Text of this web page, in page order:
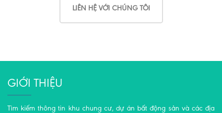
LIÊN HỆ VỚI CHÚNG TÔI
GIỚI THIỆU
Tìm kiếm thông tin khu chung cư, dự án bất động sản và các địa